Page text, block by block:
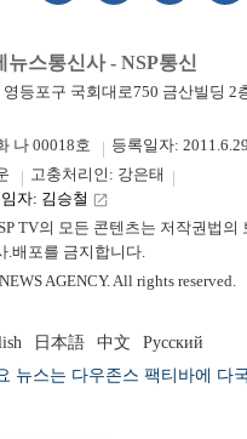
뉴스통신사 - NSP통신
등포구 국회대로750 금산빌딩 2
나 00018호
등록일자: 2011.6.29
고충처리인: 강은태
자: 김승철 launch
TV의 모든 콘텐츠는 저작권법의
.배포를 금지합니다.
AGENCY. All rights reserved.
日本語 中文
Русский
뉴스는 다우존스 팩티바에 다